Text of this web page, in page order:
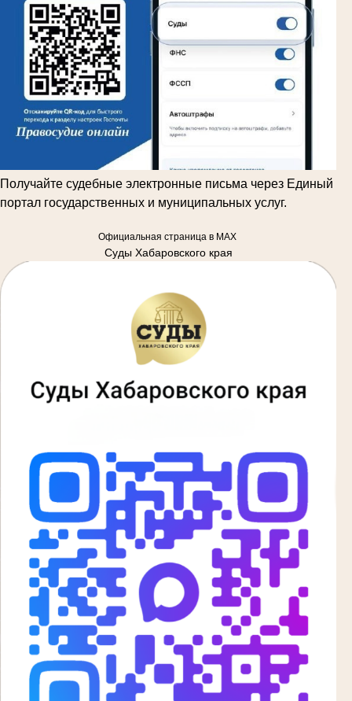
Получайте судебные электронные письма через Единый
портал государственных и муниципальных услуг.
Официальная страница в MAX
Суды Хабаровского края